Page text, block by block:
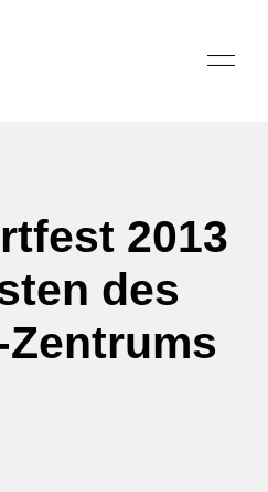
2013
des